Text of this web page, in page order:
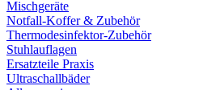
Mischgeräte
Notfall-Koffer & Zubehör
Thermodesinfektor-Zubehör
Stuhlauflagen
Ersatzteile Praxis
Ultraschallbäder